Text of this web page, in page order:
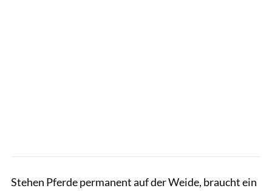
Stehen Pferde permanent auf der Weide, braucht ein